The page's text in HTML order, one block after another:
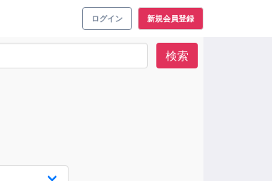
ログイン 新規会員登録
検索